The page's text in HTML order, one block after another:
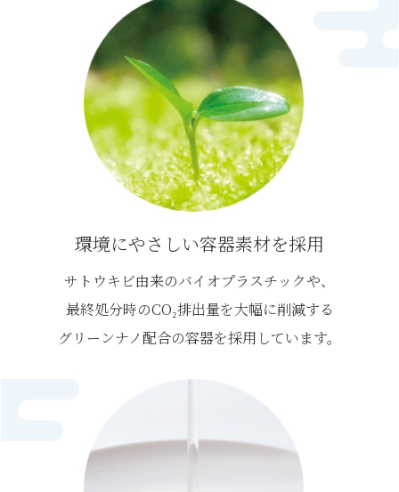
環境にやさしい容器素材を採用
サトウキビ由来のバイオプラスチックや、
最終処分時のCO₂排出量を大幅に削減する
グリーンナノ配合の容器を採用しています。